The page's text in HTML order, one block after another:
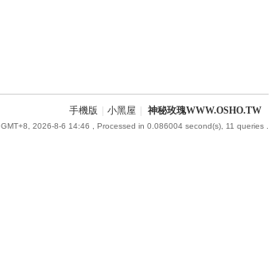
手機版 小黑屋 神秘玫瑰WWW.OSHO.TW
GMT+8, 2026-8-6 14:46 , Processed in 0.086004 second(s), 11 queries .